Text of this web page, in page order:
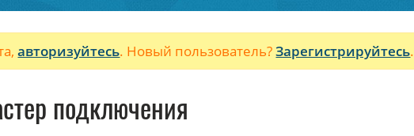
авторизуйтесь. Новый пользователь?Зарегистрируйтесь.
подключения